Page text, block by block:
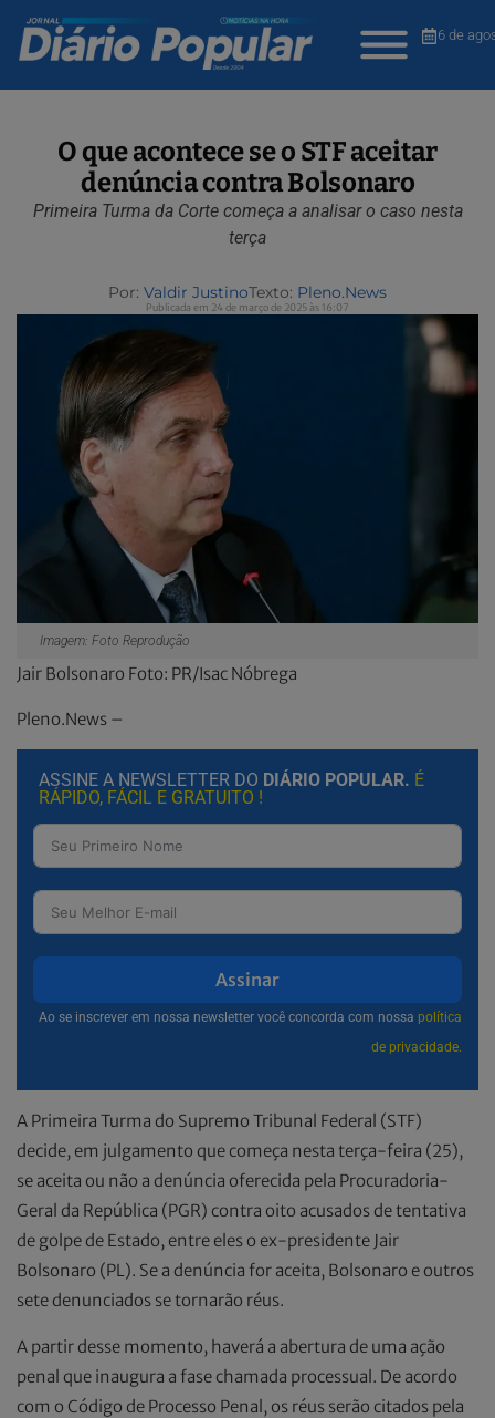
6 de
O que acontece se o STF aceitar
denúncia contra Bolsonaro
Primeira Turma da Corte começa a analisar o caso nesta
terça
Por: Valdir JustinoTexto: Pleno.News
Publicada em 24 de março de 2025 às 16:07
Imagem: Foto Reprodução
Jair Bolsonaro Foto: PR/Isac Nóbrega
Pleno.News –
ASSINE A NEWSLETTER DO DIÁRIO POPULAR. É
RÁPIDO, FÁCIL E GRATUITO !
Assinar
Ao se inscrever em nossa newsletter você concorda com nossa política
de privacidade.
A Primeira Turma do Supremo Tribunal Federal (STF)
decide, em julgamento que começa nesta terça-feira (25),
se aceita ou não a denúncia oferecida pela Procuradoria-
Geral da República (PGR) contra oito acusados de tentativa
de golpe de Estado, entre eles o ex-presidente Jair
Bolsonaro (PL). Se a denúncia for aceita, Bolsonaro e outros
sete denunciados se tornarão réus.
A partir desse momento, haverá a abertura de uma ação
penal que inaugura a fase chamada processual. De acordo
com o Código de Processo Penal, os réus serão citados pela